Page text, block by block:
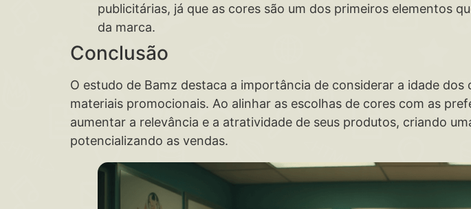
publicitárias, já que as cores são um dos primeiros elementos
da marca.
Conclusão
O estudo de Bamz destaca a importância de considerar a idade
materiais promocionais. Ao alinhar as escolhas de cores com as
aumentar a relevância e a atratividade de seus produtos, criando
potencializando as vendas.